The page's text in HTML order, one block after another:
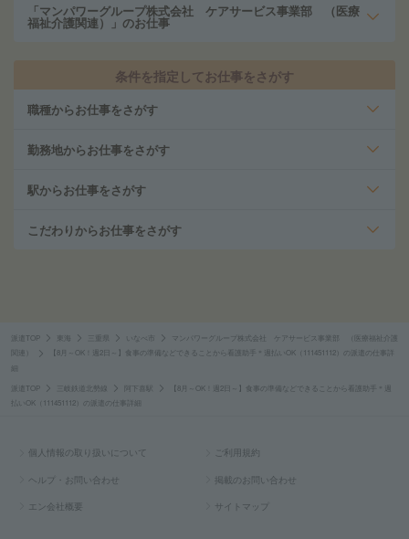
「マンパワーグループ株式会社 ケアサービス事業部 （医療
福祉介護関連）」のお仕事
条件を指定してお仕事をさがす
職種からお仕事をさがす
勤務地からお仕事をさがす
駅からお仕事をさがす
こだわりからお仕事をさがす
派遣TOP 東海 三重県 いなべ市
マンパワーグループ株式会社 ケアサービス事業部 （医療福祉介護
【8月～OK！週2日～】食事の準備などできることから看護助手＊週払いOK（111451112）の派遣の仕事詳
細
派遣TOP 三岐鉄道北勢線 阿下喜駅
【8月～OK！週2日～】食事の準備などできることから看護助手＊週
払いOK（111451112）の派遣の仕事詳細
個人情報の取り扱いについて ご利用規約
ヘルプ・お問い合わせ 掲載のお問い合わせ
エン会社概要 サイトマップ